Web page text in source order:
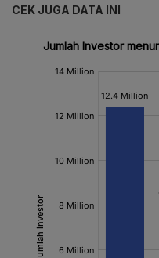
CEK JUGA DATA INI